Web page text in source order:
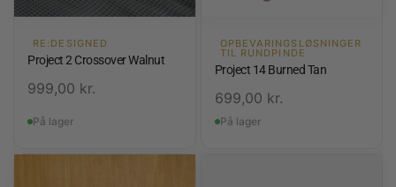
RE:DESIGNED
Project 2 Crossover Walnut
999,00 kr.
På lager
OPBEVARINGSLØSNINGER
TIL RUNDPINDE
Project 14 Burned Tan
699,00 kr.
På lager